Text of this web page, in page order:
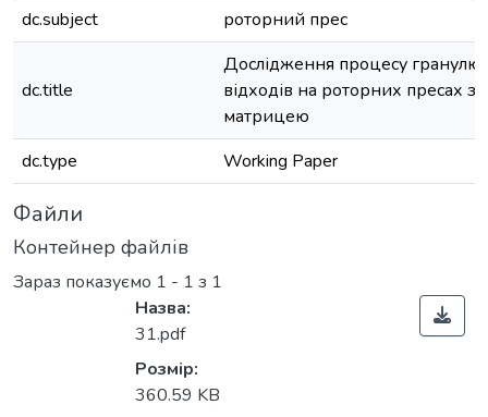
dc.subject
роторний прес
dc.title
Дослідження процесу
відходів на роторних пресах з
матрицею
dc.type
Working Paper
Файли
Контейнер файлів
Зараз показуємо 1 - 1 з 1
Назва:
31.pdf
Розмір:
360.59 KB